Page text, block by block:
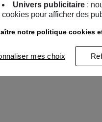
Univers publicitaire :
cookies pour afficher des
notre politique cookies
mes choix